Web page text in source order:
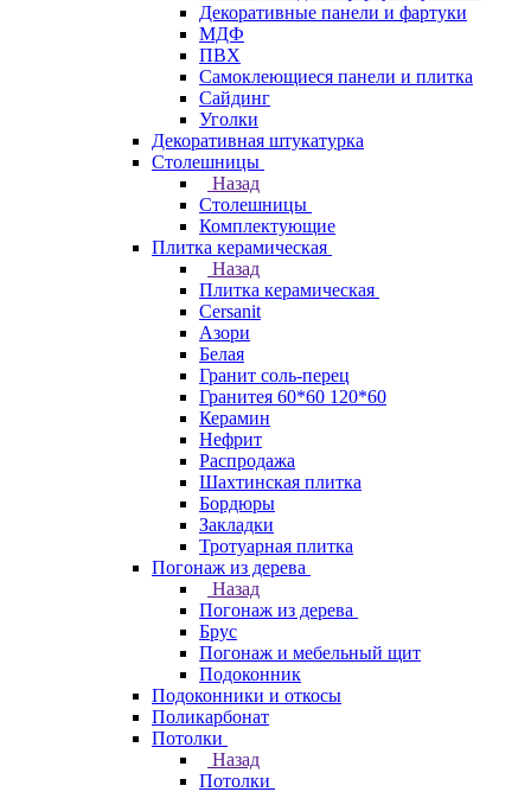
Декоративные панели и фартуки
МДФ
ПВХ
Самоклеющиеся панели и плитка
Сайдинг
Уголки
Декоративная штукатурка
Столешницы
Назад
Столешницы
Комплектующие
Плитка керамическая
Назад
Плитка керамическая
Cersanit
Азори
Белая
Гранит соль-перец
Гранитея 60*60 120*60
Керамин
Нефрит
Распродажа
Шахтинская плитка
Бордюры
Закладки
Тротуарная плитка
Погонаж из дерева
Назад
Погонаж из дерева
Брус
Погонаж и мебельный щит
Подоконник
Подоконники и откосы
Поликарбонат
Потолки
Назад
Потолки